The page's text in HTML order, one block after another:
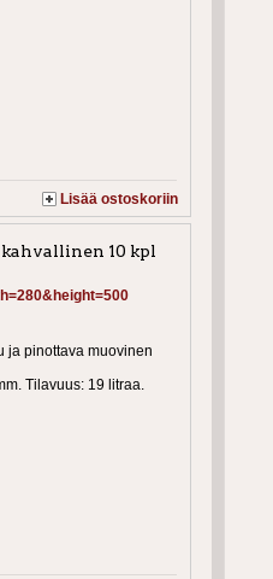
Lisää ostoskoriin
kahvallinen 10 kpl
ja pinottava muovinen
Tilavuus: 19 litraa.